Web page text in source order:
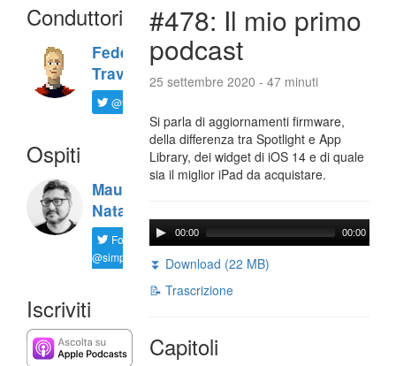
Conduttori
Federico
Travaini
@ftrava
Ospiti
Maurizio
Natali
Follow
@simplemal
Iscriviti
#478: Il mio primo
podcast
25 settembre 2020 - 47 minuti
Si parla di aggiornamenti firmware,
della differenza tra Spotlight e App
Library, dei widget di iOS 14 e di quale
sia il miglior iPad da acquistare.
00:00 00:00
⏬ Download (22 MB)
📝 Trascrizione
Capitoli